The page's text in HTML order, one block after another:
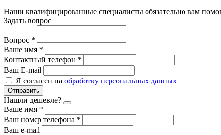
Наши квалифицированные специалисты обязательно вам
Задать вопрос
Вопрос *
Ваше имя *
Контактный телефон *
Ваш E-mail
Я согласен на обработку персональных данных
Отправить
Нашли дешевле?
Ваше имя *
Ваш номер телефона *
Ваш e-mail